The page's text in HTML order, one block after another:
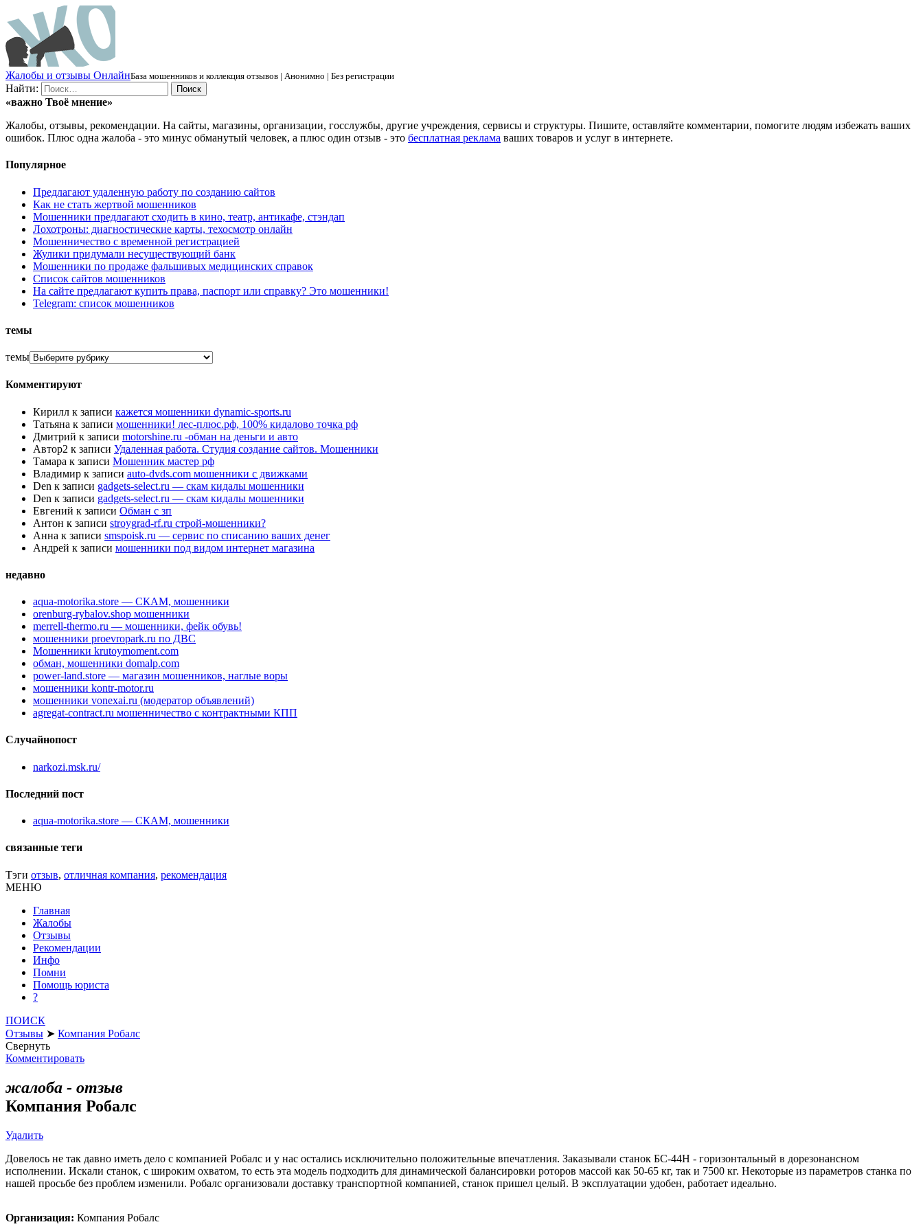
Жалобы и отзывы ОнлайнБаза мошенников и коллекция отзывов | Анонимно | Без регистрации
Найти:
«важно Твоё мнение»
Жалобы, отзывы, рекомендации. На сайты, магазины, организации, госслужбы, другие учреждения, сервисы и структуры. Пишите, оставляйте комментарии, помогите людям избежать ваших
ошибок. Плюс одна жалоба - это минус обманутый человек, а плюс один отзыв - это бесплатная реклама ваших товаров и услуг в интернете.
Популярное
Предлагают удаленную работу по созданию сайтов
Как не стать жертвой мошенников
Мошенники предлагают сходить в кино, театр, антикафе, стэндап
Лохотроны: диагностические карты, техосмотр онлайн
Мошенничество с временной регистрацией
Жулики придумали несуществующий банк
Мошенники по продаже фальшивых медицинских справок
Список сайтов мошенников
На сайте предлагают купить права, паспорт или справку? Это мошенники!
Telegram: список мошенников
темы
темы
Комментируют
Кирилл к записи кажется мошенники dynamic-sports.ru
Татьяна к записи мошенники! лес-плюс.рф, 100% кидалово точка рф
Дмитрий к записи motorshine.ru -обман на деньги и авто
Автор2 к записи Удаленная работа. Студия создание сайтов. Мошенники
Тамара к записи Мошенник мастер рф
Владимир к записи auto-dvds.com мошенники с движками
Den к записи gadgets-select.ru — скам кидалы мошенники
Den к записи gadgets-select.ru — скам кидалы мошенники
Евгений к записи Обман с зп
Антон к записи stroygrad-rf.ru строй-мошенники?
Анна к записи smspoisk.ru — сервис по списанию ваших денег
Андрей к записи мошенники под видом интернет магазина
недавно
aqua-motorika.store — СКАМ, мошенники
orenburg-rybalov.shop мошенники
merrell-thermo.ru — мошенники, фейк обувь!
мошенники proevropark.ru по ДВС
Мошенники krutoymoment.com
обман, мошенники domalp.com
power-land.store — магазин мошенников, наглые воры
мошенники kontr-motor.ru
мошенники vonexai.ru (модератор объявлений)
agregat-contract.ru мошенничество с контрактными КПП
Случайнопост
narkozi.msk.ru/
Последний пост
aqua-motorika.store — СКАМ, мошенники
связанные теги
Тэги отзыв, отличная компания, рекомендация
МЕНЮ
Главная
Жалобы
Отзывы
Рекомендации
Инфо
Помни
Помощь юриста
?
ПОИСК
Отзывы ➤ Компания Робалс
Свернуть
Комментировать
жалоба - отзыв
Компания Робалс
Удалить
Довелось не так давно иметь дело с компанией Робалс и у нас остались исключительно положительные впечатления. Заказывали станок БС-44H - горизонтальный в дорезонансном
исполнении. Искали станок, с широким охватом, то есть эта модель подходить для динамической балансировки роторов массой как 50-65 кг, так и 7500 кг. Некоторые из параметров станка по
нашей просьбе без проблем изменили. Робалс организовали доставку транспортной компанией, станок пришел целый. В эксплуатации удобен, работает идеально.
Организация: Компания Робалс